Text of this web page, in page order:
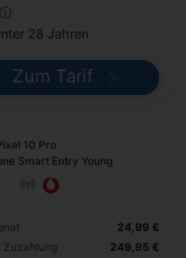
ⓘ
28 Jahren
Zum Tarif
10 Pro
Smart Entry Young
Zuzahlung
24,99 €
249,95 €